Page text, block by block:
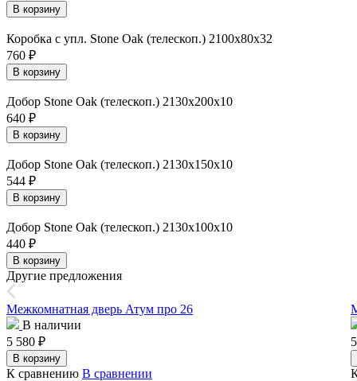
В корзину
Коробка с упл. Stone Oak (телескоп.) 2100х80х32
760 ₽
В корзину
Добор Stone Oak (телескоп.) 2130х200х10
640 ₽
В корзину
Добор Stone Oak (телескоп.) 2130х150х10
544 ₽
В корзину
Добор Stone Oak (телескоп.) 2130х100х10
440 ₽
В корзину
Другие предложения
Межкомнатная дверь Атум про 26
В наличии
5 580 ₽
В корзину
К сравнению В сравнении